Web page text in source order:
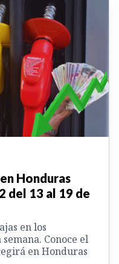
Honduras
del 13 al 19 de
en los
Conoce el
en Honduras